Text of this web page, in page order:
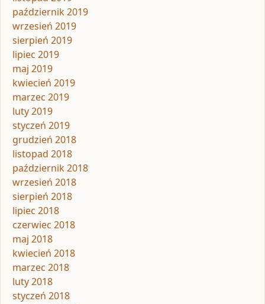
październik 2019
wrzesień 2019
sierpień 2019
lipiec 2019
maj 2019
kwiecień 2019
marzec 2019
luty 2019
styczeń 2019
grudzień 2018
listopad 2018
październik 2018
wrzesień 2018
sierpień 2018
lipiec 2018
czerwiec 2018
maj 2018
kwiecień 2018
marzec 2018
luty 2018
styczeń 2018